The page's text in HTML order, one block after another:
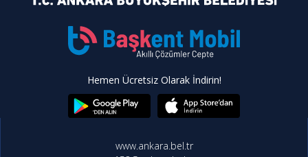
Hemen Ücretsiz Olarak İndirin!
www.ankara.bel.tr